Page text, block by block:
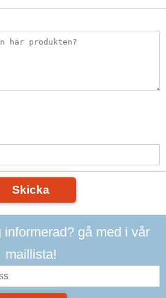
Skicka
gå med i vår
maillista!